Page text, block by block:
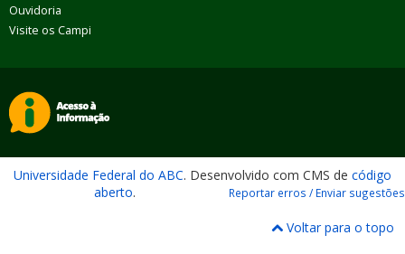
Ouvidoria
Visite os Campi
Universidade Federal do ABC. Desenvolvido com CMS de código
aberto. Reportar erros / Enviar sugestões
Voltar para o topo